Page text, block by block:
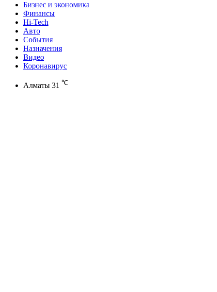
Бизнес и экономика
Финансы
Hi-Tech
Авто
События
Назначения
Видео
Коронавирус
Алматы 31 ℃